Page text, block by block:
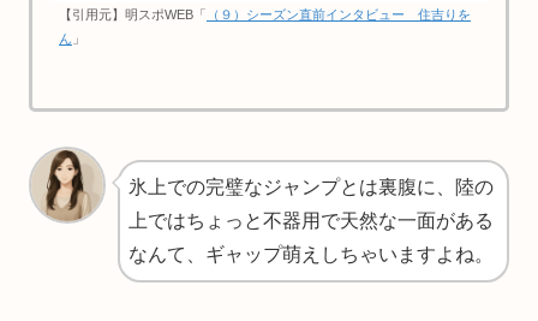
【引用元】明スポWEB「 （９）シーズン直前インタビュー 住吉りを
ん 」
氷上での完璧なジャンプとは裏腹に、陸の
上ではちょっと不器用で天然な一面がある
なんて、ギャップ萌えしちゃいますよね。